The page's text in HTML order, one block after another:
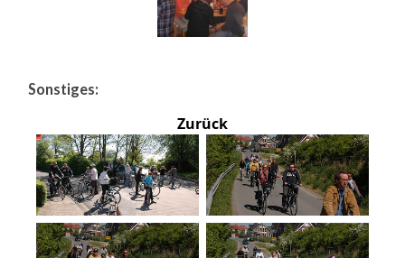
Sonstiges:
Zurück